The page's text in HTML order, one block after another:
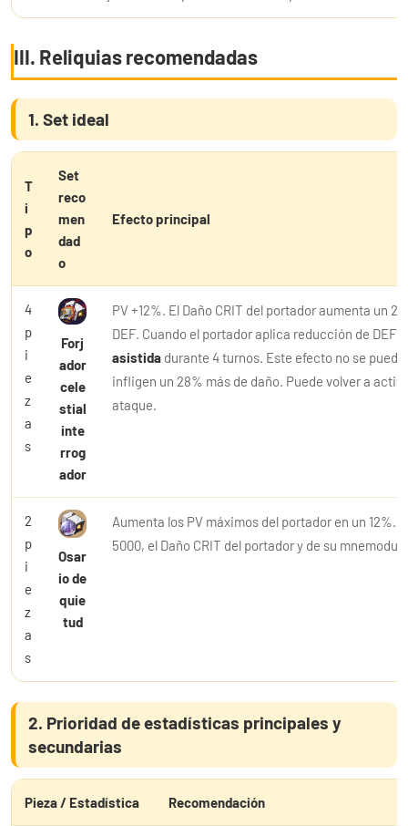
III. Reliquias recomendadas
1. Set ideal
T
i
p
o
Set
reco
men
dad
o
Efecto principal
4
p
i
e
z
a
s
Forj
ador
cele
stial
inte
rrog
ador
PV +12%. El Daño CRIT del portador aumenta un
DEF. Cuando el portador aplica reducción de
asistida durante 4 turnos. Este efecto no se
infligen un 28% más de daño. Puede volver a
ataque.
2
p
i
e
z
a
s
Osar
io de
quie
tud
Aumenta los PV máximos del portador en un 12%.
5000, el Daño CRIT del portador y de su
2. Prioridad de estadísticas principales y
secundarias
Pieza / Estadística Recomendación